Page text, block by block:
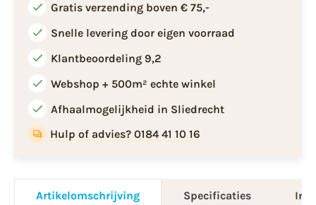
Gratis verzending boven € 75,-
Snelle levering door eigen voorraad
Klantbeoordeling 9,2
Webshop + 500m² echte winkel
Afhaalmogelijkheid in Sliedrecht
Hulp of advies? 0184 41 10 16
Artikelomschrijving Specificaties